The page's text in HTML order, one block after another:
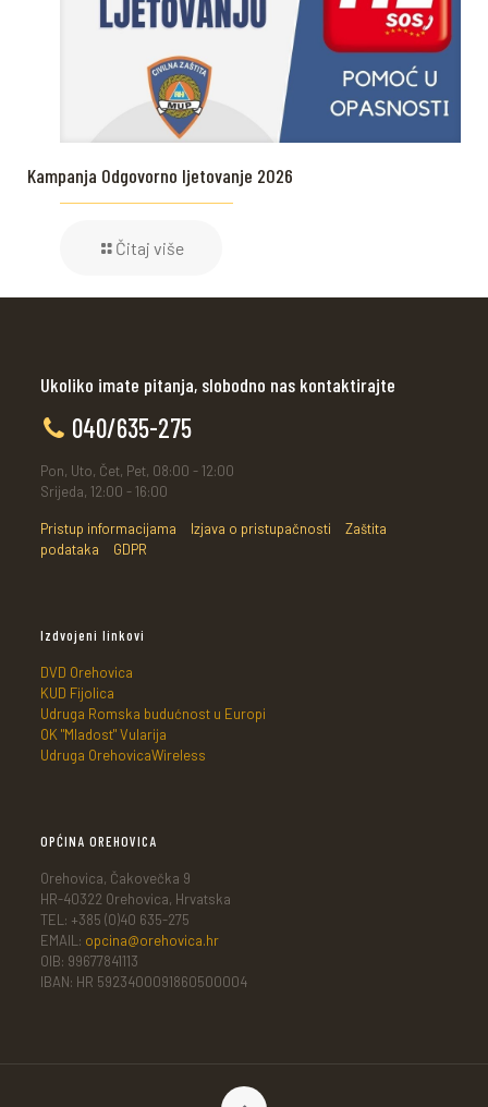
Kampanja Odgovorno ljetovanje 2026
Čitaj više
Ukoliko imate pitanja, slobodno nas kontaktirajte
040/635-275
Pon, Uto, Čet, Pet, 08:00 - 12:00
Srijeda, 12:00 - 16:00
Pristup informacijama Izjava o pristupačnosti
Zaštita
podataka
GDPR
Izdvojeni linkovi
DVD Orehovica
KUD Fijolica
Udruga Romska budućnost u Europi
OK "Mladost" Vularija
Udruga OrehovicaWireless
OPĆINA OREHOVICA
Orehovica, Čakovečka 9
HR-40322 Orehovica, Hrvatska
TEL: +385 (0)40 635-275
EMAIL: opcina@orehovica.hr
OIB: 99677841113
IBAN: HR 5923400091860500004